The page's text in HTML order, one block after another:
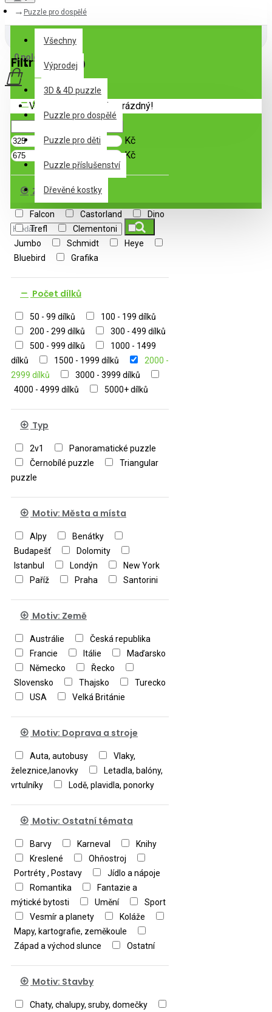
Všechny
Všechny
Výprodej
3D & 4D puzzle
Puzzle pro dospělé
Puzzle pro děti
Puzzle příslušenství
Dřevěné kostky
0 položek - 0Kč
Váš nákupní košík je prázdný!
Puzzle pro dospělé
Filtr Zrušit filtr
Cena
Kč
Kč
Značka
Falcon Castorland
Dino
Trefl
Clementoni
Jumbo
Schmidt
Heye
Bluebird
Grafika
Počet dílků
50 - 99 dílků
100 - 199 dílků
200 - 299 dílků
300 - 499 dílků
500 - 999 dílků
1000 - 1499
dílků
1500 - 1999 dílků
2000 -
2999 dílků
3000 - 3999 dílků
4000 - 4999 dílků
5000+ dílků
Typ
2v1
Panoramatické puzzle
Černobílé puzzle
Triangular
puzzle
Motiv: Města a místa
Alpy
Benátky
Budapešť
Dolomity
Istanbul
Londýn
New York
Paříž
Praha Santorini
Motiv: Země
Austrálie
Česká republika
Francie
Itálie
Maďarsko
Německo
Řecko
Slovensko
Thajsko
Turecko
USA
Velká Británie
Motiv: Doprava a stroje
Auta, autobusy
Vlaky,
železnice,lanovky
Letadla, balóny,
vrtulníky
Lodě, plavidla, ponorky
Motiv: Ostatní témata
Barvy Karneval
Knihy
Kreslené
Ohňostroj
Portréty , Postavy
Jídlo a nápoje
Romantika
Fantazie a
mýtické bytosti
Umění
Sport
Vesmír a planety
Koláže
Mapy, kartografie, zeměkoule
Západ a východ slunce
Ostatní
Motiv: Stavby
Chaty, chalupy, sruby, domečky